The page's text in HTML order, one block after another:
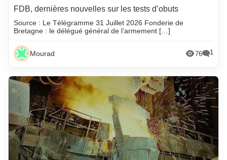
FDB, dernières nouvelles sur les tests d’obuts
Source : Le Télégramme 31 Juillet 2026 Fonderie de
Bretagne : le délégué général de l’armement […]
Mourad 76 1